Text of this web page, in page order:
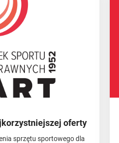
oferty
sprzętu sportowego dla